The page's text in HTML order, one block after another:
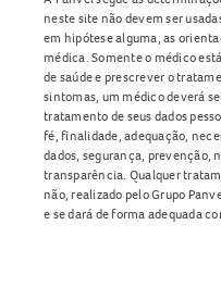
neste site não devem ser
em hipótese alguma, as
médica. Somente o médico
de saúde e prescrever o
sintomas, um médico deverá
tratamento de seus dados
fé, finalidade, adequação,
dados, segurança, prevenção,
transparência. Qualquer
não, realizado pelo Grupo
e se dará de forma adequada